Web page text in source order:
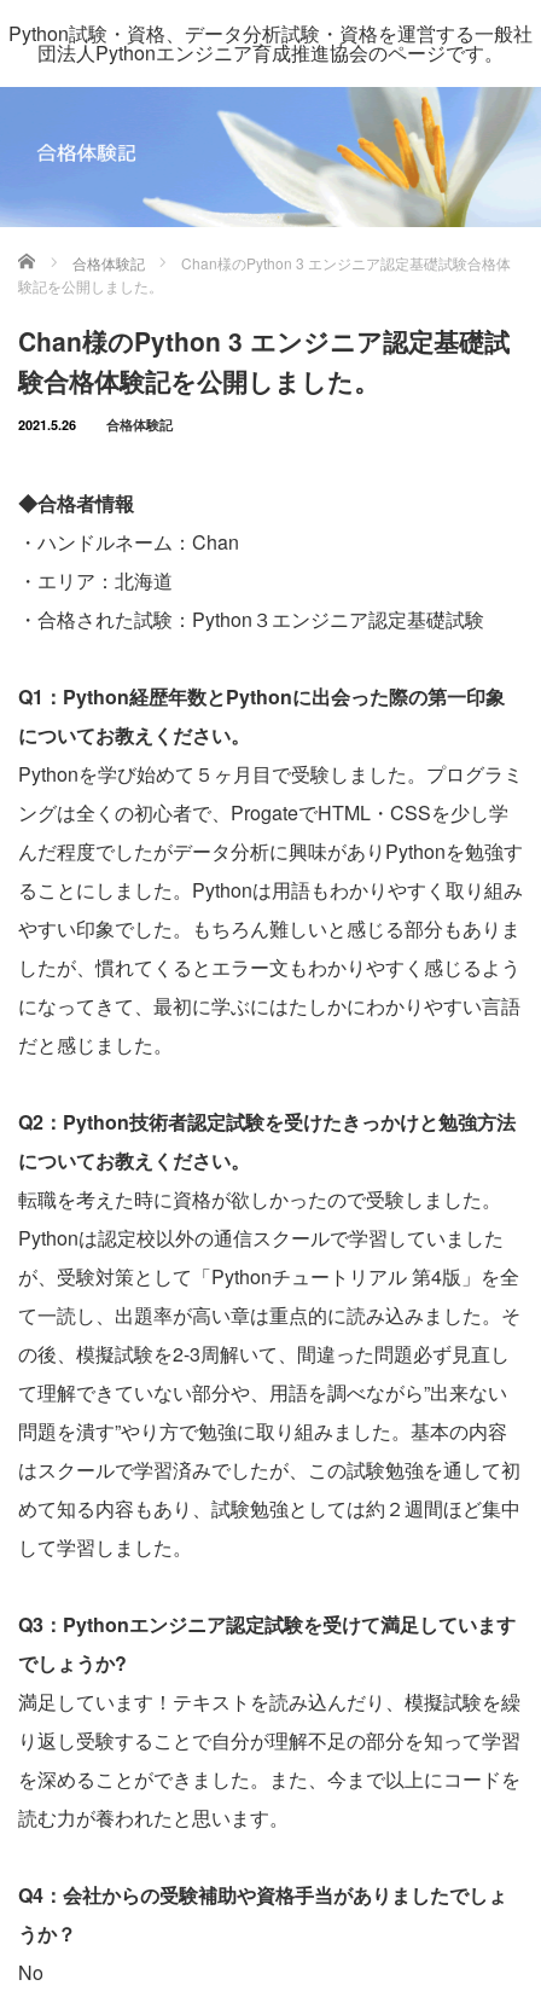
Python試験・資格、データ分析試験・資格を運営する一般社
団法人Pythonエンジニア育成推進協会のページです。
ホーム 合格体験記
Chan様のPython 3 エンジニア認定基礎試験合格体
験記を公開しました。
Chan様のPython 3 エンジニア認定基礎試
験合格体験記を公開しました。
2021.5.26 合格体験記
◆合格者情報
・ハンドルネーム：Chan
・エリア：北海道
・合格された試験：Python３エンジニア認定基礎試験
Q1：Python経歴年数とPythonに出会った際の第一印象
についてお教えください。
Pythonを学び始めて５ヶ月目で受験しました。プログラミ
ングは全くの初心者で、ProgateでHTML・CSSを少し学
んだ程度でしたがデータ分析に興味がありPythonを勉強す
ることにしました。Pythonは用語もわかりやすく取り組み
やすい印象でした。もちろん難しいと感じる部分もありま
したが、慣れてくるとエラー文もわかりやすく感じるよう
になってきて、最初に学ぶにはたしかにわかりやすい言語
だと感じました。
Q2：Python技術者認定試験を受けたきっかけと勉強方法
についてお教えください。
転職を考えた時に資格が欲しかったので受験しました。
Pythonは認定校以外の通信スクールで学習していました
が、受験対策として「Pythonチュートリアル 第4版」を全
て一読し、出題率が高い章は重点的に読み込みました。そ
の後、模擬試験を2-3周解いて、間違った問題必ず見直し
て理解できていない部分や、用語を調べながら”出来ない
問題を潰す”やり方で勉強に取り組みました。基本の内容
はスクールで学習済みでしたが、この試験勉強を通して初
めて知る内容もあり、試験勉強としては約２週間ほど集中
して学習しました。
Q3：Pythonエンジニア認定試験を受けて満足しています
でしょうか?
満足しています！テキストを読み込んだり、模擬試験を繰
り返し受験することで自分が理解不足の部分を知って学習
を深めることができました。また、今まで以上にコードを
読む力が養われたと思います。
Q4：会社からの受験補助や資格手当がありましたでしょ
うか？
No